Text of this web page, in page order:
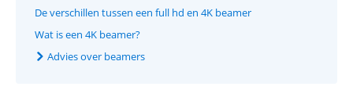
De verschillen tussen een full hd en 4K beamer
Wat is een 4K beamer?
Advies over beamers